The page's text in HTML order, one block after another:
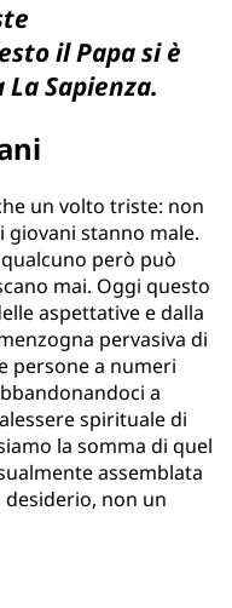
il Papa si è
Sapienza.
un volto triste: non
stanno male.
però può
mai. Oggi questo
aspettative e dalla
pervasiva di
persone a numeri
a
spirituale di
la somma di quel
assemblata
non un